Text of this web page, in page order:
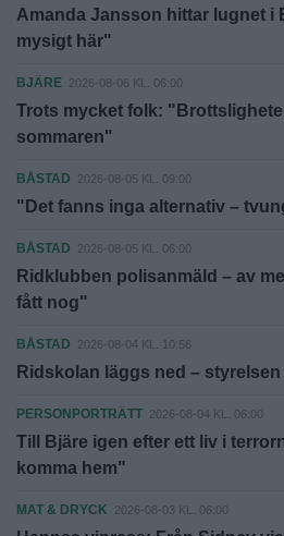
Amanda Jansson hittar lugnet i
mysigt här"
BJÄRE 2026-08-06 KL. 06:00
Trots mycket folk:
sommaren"
BÅSTAD 2026-08-05 KL. 09:00
"Det fanns inga alternativ –
BÅSTAD 2026-08-05 KL. 06:00
Ridklubben polisanmäld – av
fått nog"
BÅSTAD 2026-08-04 KL. 10:56
Ridskolan läggs ned –
PERSONPORTRÄTT 2026-08-04 KL. 06:00
Till Bjäre igen efter ett liv i
komma hem"
MAT & DRYCK 2026-08-03 KL. 06:00